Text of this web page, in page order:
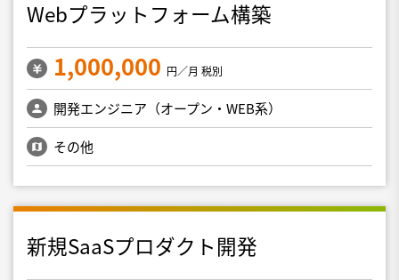
Webプラットフォーム構築
1,000,000 円／月 税別
開発エンジニア（オープン・WEB系）
その他
新規SaaSプロダクト開発